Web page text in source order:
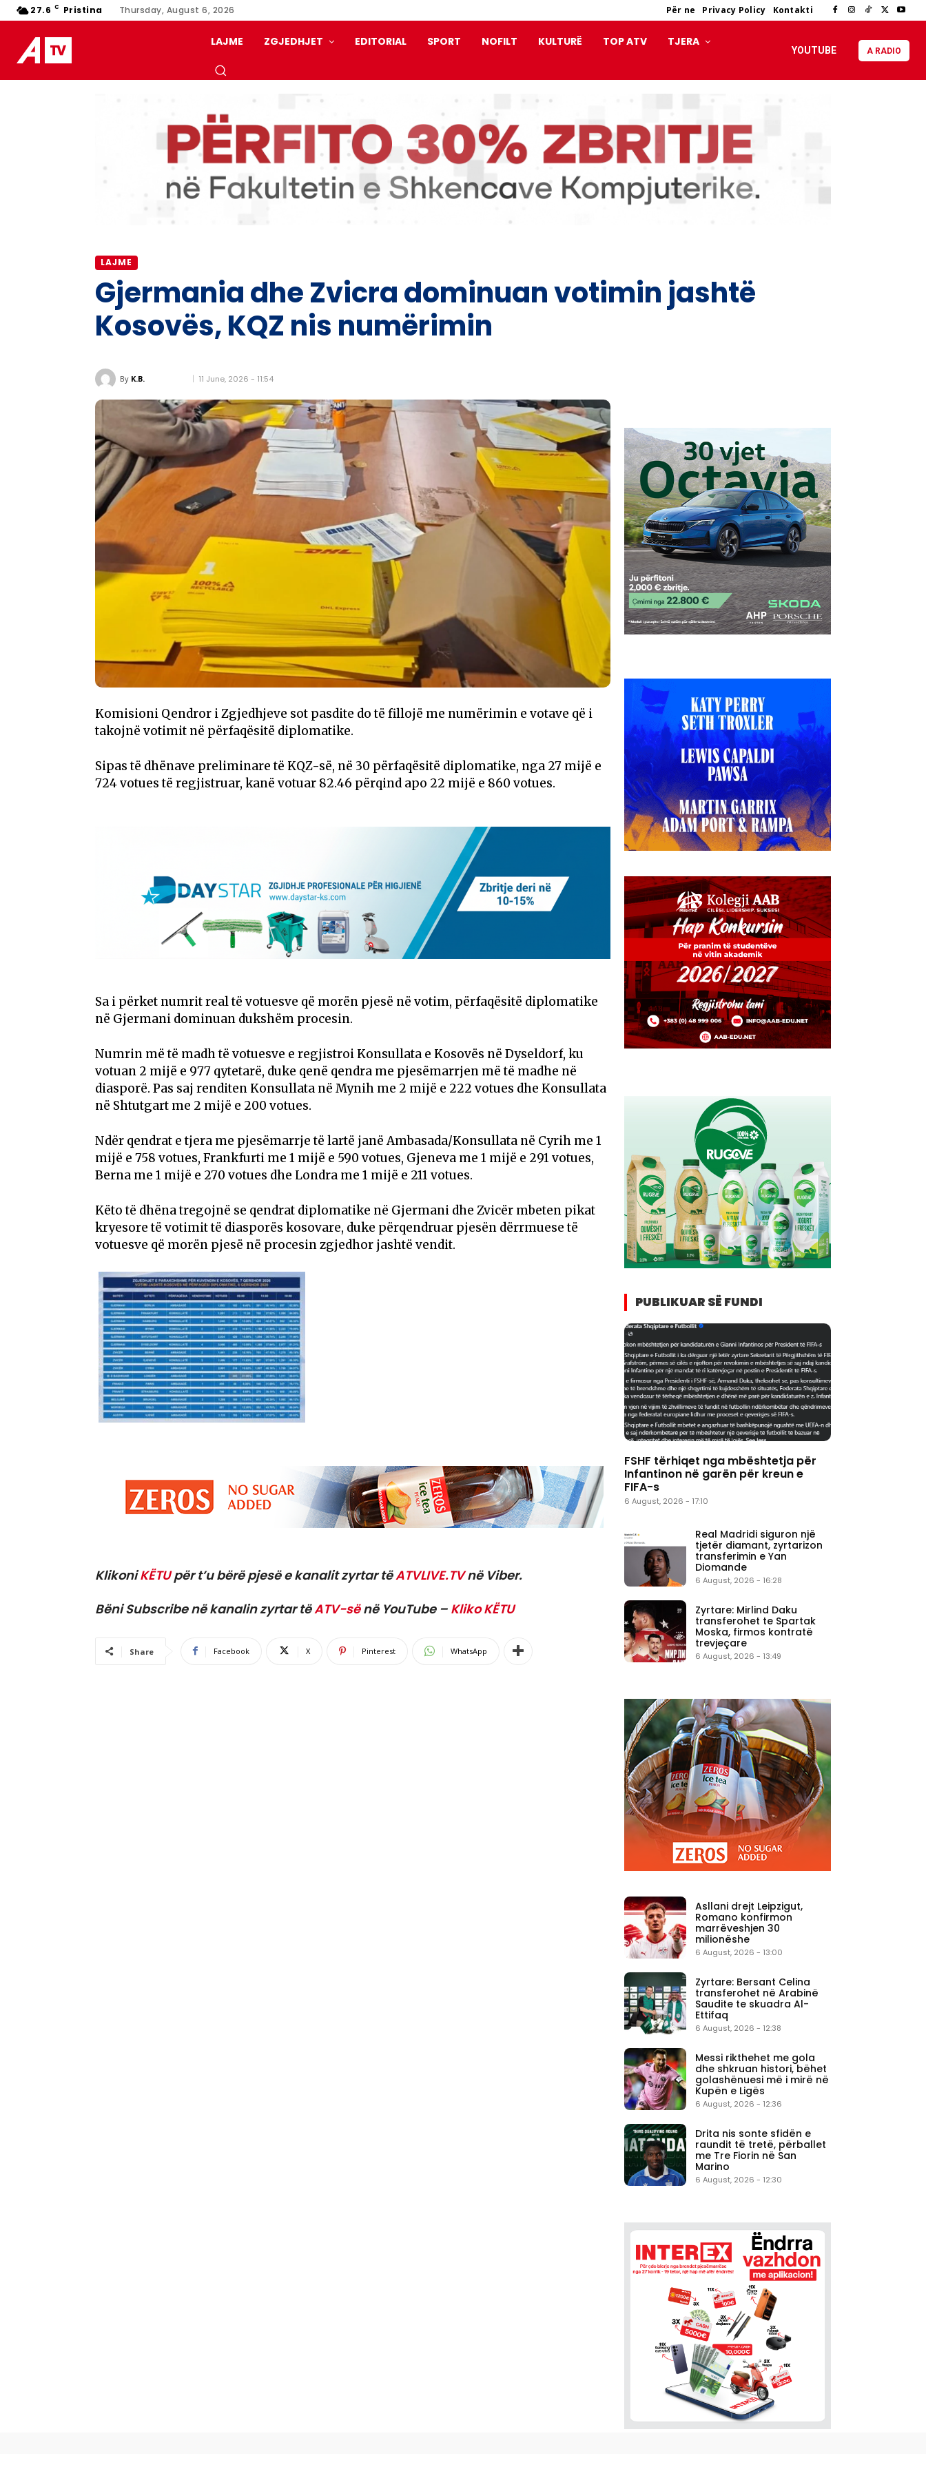
27.6 C Pristina Thursday, August 6, 2026 Për ne Privacy Policy Kontakti
LAJME ZGJEDHJET EDITORIAL SPORT NOFILT KULTURË TOP ATV TJERA
YOUTUBE A RADIO
LAJME
Gjermania dhe Zvicra dominuan votimin jashtë
Kosovës, KQZ nis numërimin
By K.B. 11 June, 2026 - 11:54
Komisioni Qendror i Zgjedhjeve sot pasdite do të fillojë me numërimin e votave që i
takojnë votimit në përfaqësitë diplomatike.
Sipas të dhënave preliminare të KQZ-së, në 30 përfaqësitë diplomatike, nga 27 mijë e
724 votues të regjistruar, kanë votuar 82.46 përqind apo 22 mijë e 860 votues.
Sa i përket numrit real të votuesve që morën pjesë në votim, përfaqësitë diplomatike
në Gjermani dominuan dukshëm procesin.
Numrin më të madh të votuesve e regjistroi Konsullata e Kosovës në Dyseldorf, ku
votuan 2 mijë e 977 qytetarë, duke qenë qendra me pjesëmarrjen më të madhe në
diasporë. Pas saj renditen Konsullata në Mynih me 2 mijë e 222 votues dhe Konsullata
në Shtutgart me 2 mijë e 200 votues.
Ndër qendrat e tjera me pjesëmarrje të lartë janë Ambasada/Konsullata në Cyrih me 1
mijë e 758 votues, Frankfurti me 1 mijë e 590 votues, Gjeneva me 1 mijë e 291 votues,
Berna me 1 mijë e 270 votues dhe Londra me 1 mijë e 211 votues.
Këto të dhëna tregojnë se qendrat diplomatike në Gjermani dhe Zvicër mbeten pikat
kryesore të votimit të diasporës kosovare, duke përqendruar pjesën dërrmuese të
votuesve që morën pjesë në procesin zgjedhor jashtë vendit.
KlikoniKËTUpër t’u bërë pjesë e kanalit zyrtar tëATVLIVE.TVnë Viber.
Bëni Subscribe në kanalin zyrtar tëATV-sënë YouTube – Kliko KËTU
Share Facebook X Pinterest WhatsApp
PUBLIKUAR SË FUNDI
FSHF tërhiqet nga mbështetja për
Infantinon në garën për kreun e
FIFA-s
6 August, 2026 - 17:10
Real Madridi siguron një
tjetër diamant, zyrtarizon
transferimin e Yan
Diomande
6 August, 2026 - 16:28
Zyrtare: Mirlind Daku
transferohet te Spartak
Moska, firmos kontratë
trevjeçare
6 August, 2026 - 13:49
Asllani drejt Leipzigut,
Romano konfirmon
marrëveshjen 30
milionëshe
6 August, 2026 - 13:00
Zyrtare: Bersant Celina
transferohet në Arabinë
Saudite te skuadra Al-
Ettifaq
6 August, 2026 - 12:38
Messi rikthehet me gola
dhe shkruan histori, bëhet
golashënuesi më i mirë në
Kupën e Ligës
6 August, 2026 - 12:36
Drita nis sonte sfidën e
raundit të tretë, përballet
me Tre Fiorin në San
Marino
6 August, 2026 - 12:30